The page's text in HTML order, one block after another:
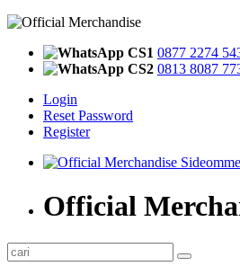
CS1 0877 2274
CS2 0813 8087
Login
Reset Password
Register
Official